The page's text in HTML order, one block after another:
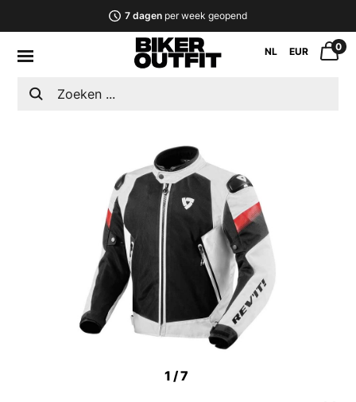
7 dagenper week geopend
NL EUR 0
1/7